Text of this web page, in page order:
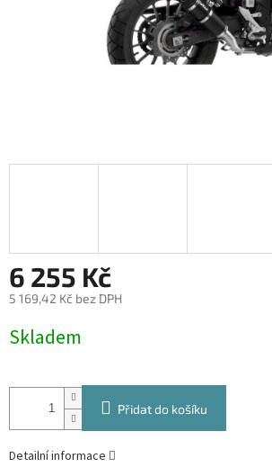
6 255 Kč
5 169,42 Kč bez DPH
cena:
Skladem
Přidat do košíku
Detailní informace